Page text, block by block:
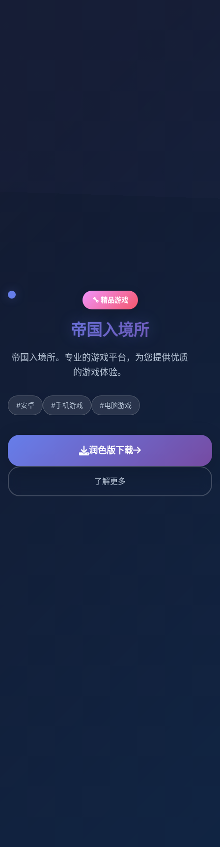
🔧 精品游戏
帝国入境所
帝国入境所。专业的游戏平台，为您提供优质
的游戏体验。
#安卓 #手机游戏 #电脑游戏
润色版下载
了解更多